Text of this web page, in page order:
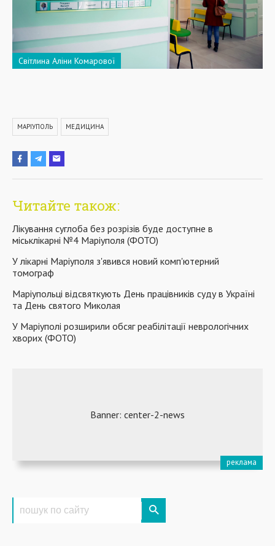
Світлина Аліни Комарової
МАРІУПОЛЬ МЕДИЦИНА
Читайте також:
Лікування суглоба без розрізів буде доступне в
міськлікарні №4 Маріуполя (ФОТО)
У лікарні Маріуполя з'явився новий комп'ютерний
томограф
Маріупольці відсвяткують День працівників суду в Україні
та День святого Миколая
У Маріуполі розширили обсяг реабілітації неврологічних
хворих (ФОТО)